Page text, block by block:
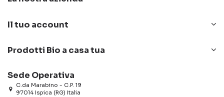
Il tuo account
Prodotti Bio a casa tua
Sede Operativa
C.da Marabino - C.P. 19
97014 Ispica (RG) Italia